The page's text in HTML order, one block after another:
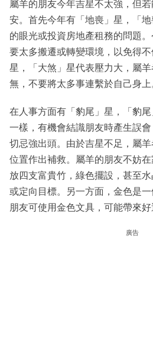
屬羊的朋友今年吉星不太強，但
安。首先今年有「地喪」星，「
的眼光或投資房地產租務的問題
要太多搬遷或轉變環境，以免得不
星，「大煞」星代表壓力大，屬
無，不要將太多事連繫於自己身上
在人事方面有「豹尾」星，「豹
一樣，有機會結識朋友時產生誤
切忌強出頭。由於吉星不足，屬
位置作出補救。屬羊的朋友不妨
放四支富貴竹，綠色擺設，甚至
或定向目標。另一方面，金色是
朋友可使用金色文具，可能帶來好
廣告